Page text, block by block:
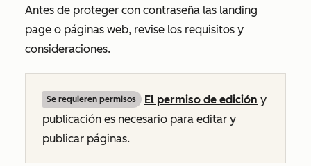
Antes de proteger con contraseña las landing
page o páginas web, revise los requisitos y
consideraciones.
Se requieren permisos El permiso de edición y
publicación es necesario para editar y
publicar páginas.